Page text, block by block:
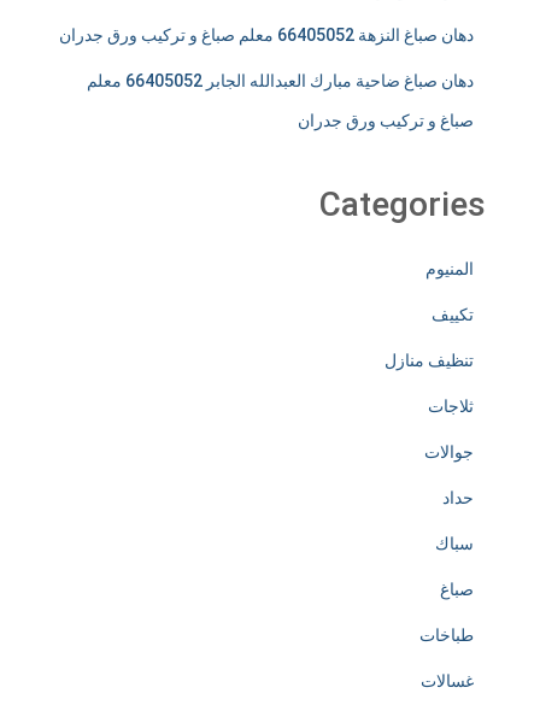
دهان صباغ النزهة 66405052 معلم صباغ و تركيب ورق جدران
دهان صباغ ضاحية مبارك العبدالله الجابر 66405052 معلم
صباغ و تركيب ورق جدران
Categories
المنيوم
تكييف
تنظيف منازل
ثلاجات
جوالات
حداد
سباك
صباغ
طباخات
غسالات